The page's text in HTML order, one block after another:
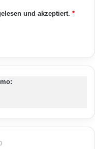
und
Fähigkeiten
und akzeptiert. *